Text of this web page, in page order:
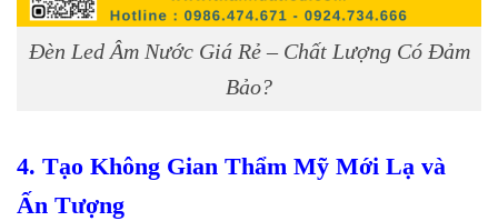
Đèn Led Âm Nước Giá Rẻ – Chất Lượng Có Đảm
Bảo?
4. Tạo Không Gian Thẩm Mỹ Mới Lạ và
Ấn Tượng